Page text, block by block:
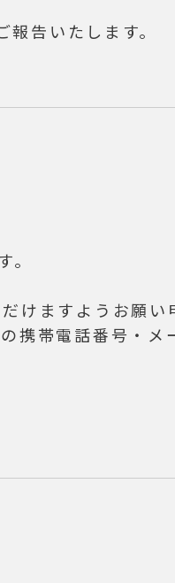
告いたします。
けますようお願い
携帯電話番号・メ